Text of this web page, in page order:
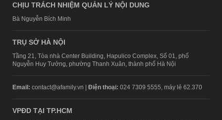
CHỊU TRÁCH NHIỆM QUẢN LÝ NỘI DUNG
Bà Nguyễn Bích Minh
TRỤ SỞ HÀ NỘI
Tầng 21, Tòa nhà Center Building, Hapulico Complex, Số 01, phố
Nguyễn Huy Tưởng, phường Thanh Xuân, thành phố Hà Nội
Email: contact@afamily.vn | Điện thoại: 024 7309 5555, máy lẻ 62.370
VPĐD TẠI TP.HCM